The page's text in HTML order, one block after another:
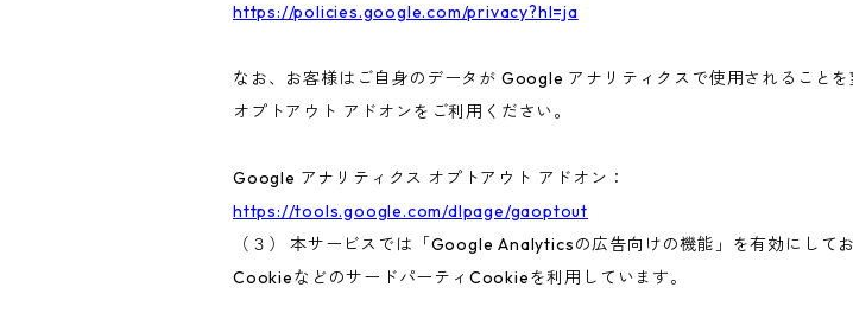
https://policies.google.com/privacy?hl=ja
なお、お客様はご自身のデータが Google アナリティクスで使用されること
オプトアウト アドオンをご利用ください。
Google アナリティクス オプトアウト アドオン：
https://tools.google.com/dlpage/gaoptout
（３） 本サービスでは「Google Analyticsの広告向けの機能」を有効にし
CookieなどのサードパーティCookieを利用しています。